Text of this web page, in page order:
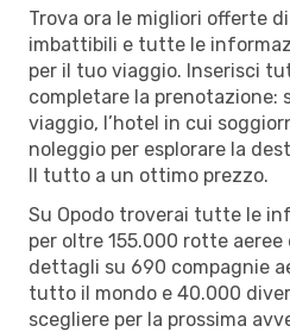
Trova ora le migliori offerte
imbattibili e tutte le
per il tuo viaggio. Inserisci
completare la prenotazione:
viaggio, l’hotel in cui
noleggio per esplorare la
Il tutto a un ottimo prezzo.
Su Opodo troverai tutte le
per oltre 155.000 rotte aeree
dettagli su 690 compagnie
tutto il mondo e 40.000
scegliere per la prossima